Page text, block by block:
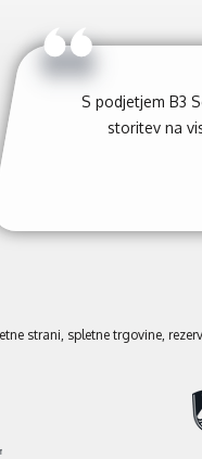
Vaši produkti so
strani, spletne trgovine,